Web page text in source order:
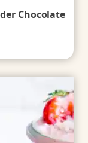
Chocolate